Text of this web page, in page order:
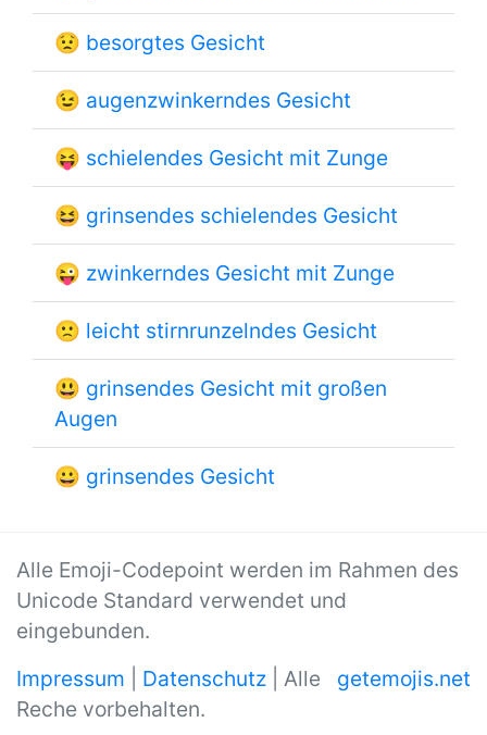
😟 besorgtes Gesicht
😉 augenzwinkerndes Gesicht
😝 schielendes Gesicht mit Zunge
😆 grinsendes schielendes Gesicht
😜 zwinkerndes Gesicht mit Zunge
🙁 leicht stirnrunzelndes Gesicht
😃 grinsendes Gesicht mit großen
Augen
😀 grinsendes Gesicht
Alle Emoji-Codepoint werden im Rahmen des
Unicode Standard verwendet und
eingebunden.
getemojis.net
Impressum Datenschutz | Alle
Reche vorbehalten.